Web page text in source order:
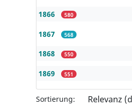
1866 580
1867 568
1868 550
1869 551
Sortierung: